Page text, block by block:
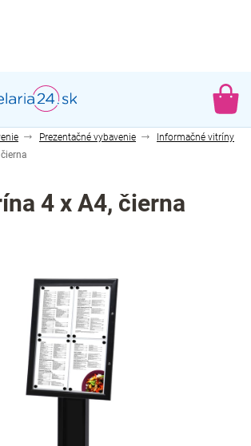
Prezentačné vybavenie
Informačné vitríny
4 x A4, čierna